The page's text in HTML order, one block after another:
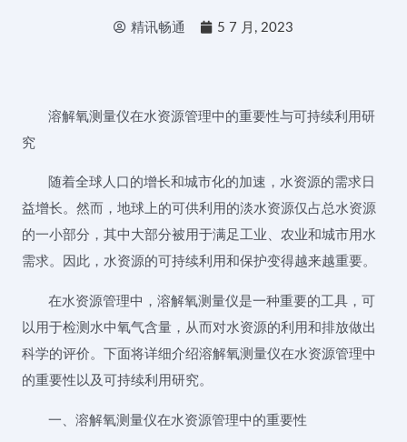
精讯畅通 5 7 月, 2023
溶解氧测量仪在水资源管理中的重要性与可持续利用研
究
随着全球人口的增长和城市化的加速，水资源的需求日
益增长。然而，地球上的可供利用的淡水资源仅占总水资源
的一小部分，其中大部分被用于满足工业、农业和城市用水
需求。因此，水资源的可持续利用和保护变得越来越重要。
在水资源管理中，溶解氧测量仪是一种重要的工具，可
以用于检测水中氧气含量，从而对水资源的利用和排放做出
科学的评价。下面将详细介绍溶解氧测量仪在水资源管理中
的重要性以及可持续利用研究。
一、溶解氧测量仪在水资源管理中的重要性